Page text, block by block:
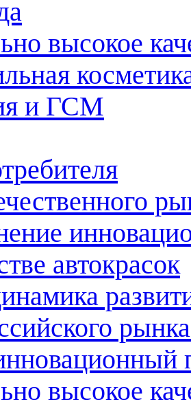
высокое
и ГСМ
автокрасок
высокое